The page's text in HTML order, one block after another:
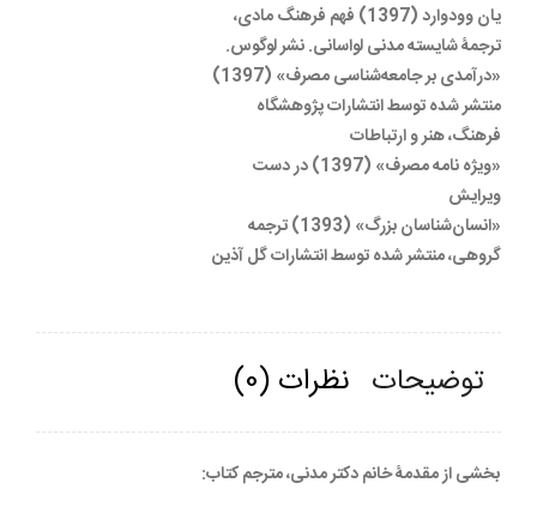
یان وودوارد (1397) فهم فرهنگ مادی،
ترجمۀ شایسته مدنی لواسانی. نشر لوگوس.
«درآمدی بر جامعه‌شناسی مصرف» (1397)
منتشر شده توسط انتشارات پژوهشگاه
فرهنگ، هنر و ارتباطات
«ویژه نامه مصرف» (1397) در دست
ویرایش
«انسان‌شناسان بزرگ» (1393) ترجمه
گروهی، منتشر شده توسط انتشارات گل آذین
توضیحات نظرات (0)
بخشی از مقدمۀ خانم دکتر مدنی، مترجم کتاب: